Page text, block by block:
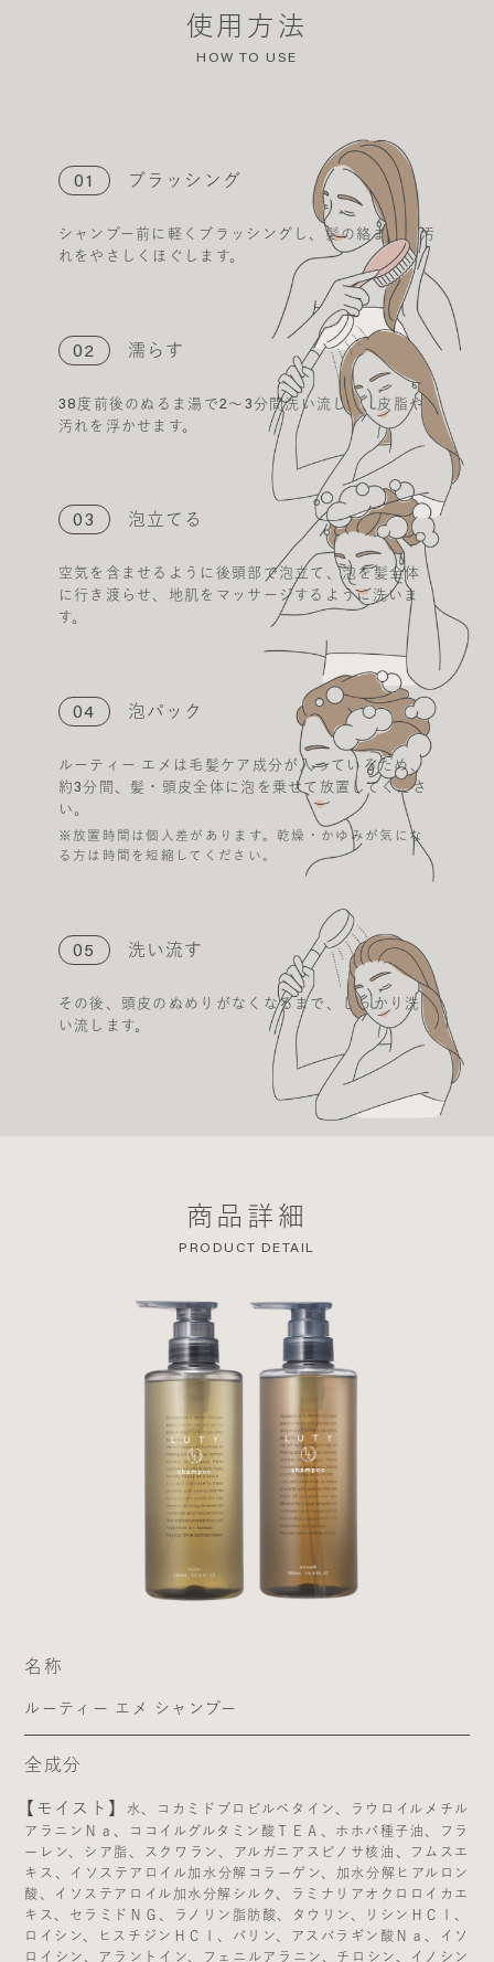
使用方法
HOW TO USE
01 ブラッシング
シャンプー前に軽くブラッシングし、髪の絡まりや汚
れをやさしくほぐします。
02 濡らす
38度前後のぬるま湯で2～3分間洗い流して、皮脂や
汚れを浮かせます。
03 泡立てる
空気を含ませるように後頭部で泡立て、泡を髪全体
に行き渡らせ、地肌をマッサージするように洗いま
す。
04 泡パック
ルーティー エメは毛髪ケア成分が入っているため、
約3分間、髪・頭皮全体に泡を乗せて放置してくださ
い。
※放置時間は個人差があります。乾燥・かゆみが気にな
る方は時間を短縮してください。
05 洗い流す
その後、頭皮のぬめりがなくなるまで、しっかり洗
い流します。
商品詳細
PRODUCT DETAIL
名称
ルーティー エメ シャンプー
全成分
【モイスト】
水、コカミドプロピルベタイン、ラウロイルメチル
アラニンＮａ、ココイルグルタミン酸ＴＥＡ、ホホバ種子油、フラ
ーレン、シア脂、スクワラン、アルガニアスピノサ核油、フムスエ
キス、イソステアロイル加水分解コラーゲン、加水分解ヒアルロン
酸、イソステアロイル加水分解シルク、ラミナリアオクロロイカエ
キス、セラミドＮＧ、ラノリン脂肪酸、タウリン、リシンＨＣｌ、
ロイシン、ヒスチジンＨＣｌ、バリン、アスパラギン酸Ｎａ、イソ
ロイシン、アラントイン、フェニルアラニン、チロシン、イノシン